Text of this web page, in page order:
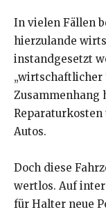
In vielen Fällen
hierzulande
instandgesetzt
„wirtschaftlicher
Zusammenhang
Autos.
Doch diese
wertlos. Auf
für Halter neue